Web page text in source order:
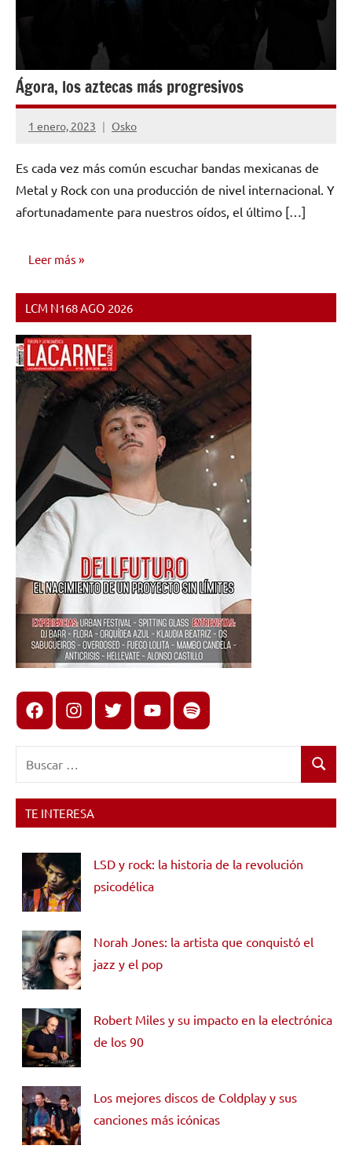
Ágora, los aztecas más progresivos
1 enero, 2023 Osko
No
comentarios
Es cada vez más común escuchar bandas mexicanas de
Metal y Rock con una producción de nivel internacional. Y
afortunadamente para nuestros oídos, el último […]
Leer más
RESEÑAS
LCM N168 AGO 2026
FacebookInstagram
X youtubespotify
Buscar
TE INTERESA
LSD y rock: la historia de la revolución
psicodélica
Norah Jones: la artista que conquistó el
jazz y el pop
Robert Miles y su impacto en la electrónica
de los 90
Los mejores discos de Coldplay y sus
canciones más icónicas